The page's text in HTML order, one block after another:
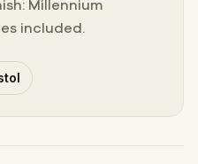
Millennium
included.